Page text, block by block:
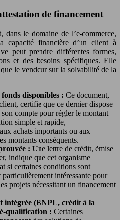
de financement
dans le domaine de l’e-commerce,
capacité financière d’un client à
peut prendre différentes formes,
et des besoins spécifiques. Elle
le vendeur sur la solvabilité de la
disponibles : Ce document,
certifie que ce dernier dispose
son compte pour régler le montant
simple et rapide,
achats importants ou aux
montants conséquents.
: Une lettre de crédit, émise
indique que cet organisme
si certaines conditions sont
intéressante pour
projets nécessitant un financement
intégrée (BNPL, crédit à la
qualification : Certaines